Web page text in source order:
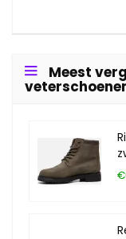
Meest